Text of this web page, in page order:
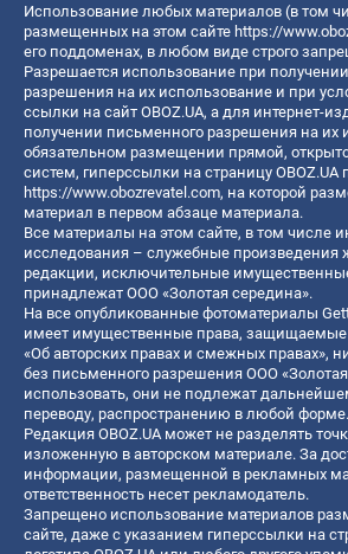
Использование любых материалов (в том
размещенных на этом сайте https://
его поддоменах, в любом виде строго
Разрешается использование при
разрешения на их использование и при
ссылки на сайт OBOZ.UA, а для интернет-
получении письменного разрешения на их
обязательном размещении прямой,
систем, гиперссылки на страницу OBOZ.UA
https://www.obozrevatel.com, на которой
материал в первом абзаце материала.
Все материалы на этом сайте, в том числе
исследования – служебные произведения
редакции, исключительные
принадлежат ООО «Золотая середина».
На все опубликованные фотоматериалы
имеет имущественные права,
«Об авторских правах и смежных правах»,
без письменного разрешения ООО
использовать, они не подлежат
переводу, распространению в любой форме.
Редакция OBOZ.UA может не разделять
изложенную в авторском материале. За
информации, размещенной в рекламных
ответственность несет рекламодатель.
Запрещено использование материалов
сайте, даже с указанием гиперссылки на